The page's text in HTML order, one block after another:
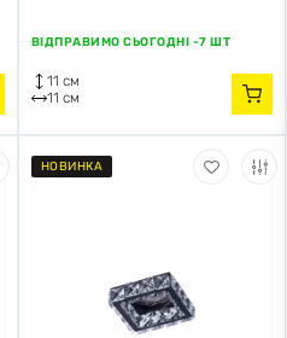
ВІДПРАВИМО СЬОГОДНІ -7 ШТ
11 см
11 см
НОВИНКА